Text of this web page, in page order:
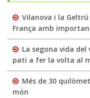
Vilanova i la
França amb
La segona vida del
pati a fer la volta al
Més de 30
món